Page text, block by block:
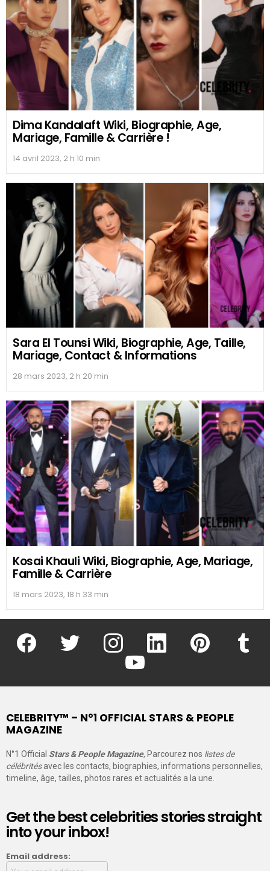
Dima Kandalaft Wiki, Biographie, Age,
Mariage, Famille & Carrière !
14 avril 2023, 2 h 10 min
Sara El Tounsi Wiki, Biographie, Age, Taille,
Mariage, Contact & Informations
28 mars 2023, 2 h 20 min
Kosai Khauli Wiki, Biographie, Age, Mariage,
Famille & Carrière
18 mars 2023, 18 h 33 min
facebook twitter instagram linkedin pinterest
youtube
CELEBRITY™ – N°1 OFFICIAL STARS & PEOPLE
MAGAZINE
N°1 Official Stars & People Magazine, Parcourez nos listes de
célébritésavec les contacts, biographies, informations personnelles,
timeline, âge, tailles, photos rares et actualités a la une.
Get the best celebrities stories straight
into your inbox!
Email address: